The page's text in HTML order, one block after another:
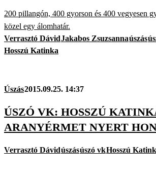
200 pillangón, 400 gyorson és 400 vegyesen
közel egy álomhatár.
Verrasztó DávidJakabos Zsuzsannaúszás
Hosszú Katinka
Úszás2015.09.25. 14:37
ÚSZÓ VK: HOSSZÚ
ARANYÉRMET NYERT
Verrasztó Dávidúszásúszó vkHosszú